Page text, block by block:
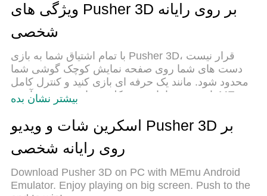
ویژگی های Pusher 3D بر روی رایانه
شخصی
با تمام اشتیاق شما به بازی Pusher 3D، قرار نیست
دست های شما روی صفحه نمایش کوچک گوشی شما
محدود شود. مانند یک حرفه ای بازی کنید و کنترل کامل
بازی خود را با صفحه کلید و ماوس بدست آورید.MEmu
همه ی انتظاراتی که دارید را برآورده می کند.Pusher
3D را بر روی رایانه شخصی دانلود و بازی کنید. تا زمانی
که می خواهید بازی کنید، دیگر محدودیتی در باتری، داده
تلفن همراه و تماس های مزاحم وجود ندارد.MEmu 9
کاملاً جدید و بهترین انتخاب برای بازی Pusher 3D روی
رایانه شخصی است. با تخصص ما، سیستم keymapping
از پیش تعیین شده عالی،Pusher 3D را به یک بازی رایانه
بیشتر نشان بده
اسکرین شات و ویدیو Pusher 3D بر
روی رایانه شخصی
Download Pusher 3D on PC with MEmu Android
Emulator. Enjoy playing on big screen. Push to the